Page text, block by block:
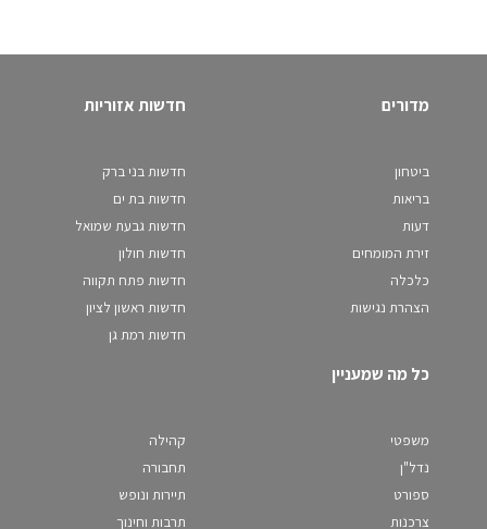
מדורים
ביטחון
בריאות
דעות
זירת המומחים
כלכלה
הצהרת נגישות
חדשות אזוריות
חדשות בני ברק
חדשות בת ים
חדשות גבעת שמואל
חדשות חולון
חדשות פתח תקווה
חדשות ראשון לציון
חדשות רמת גן
כל מה שמעניין
משפטי
נדל"ן
ספורט
צרכנות
קהילה
תחבורה
תיירות ונופש
תרבות וחינוך